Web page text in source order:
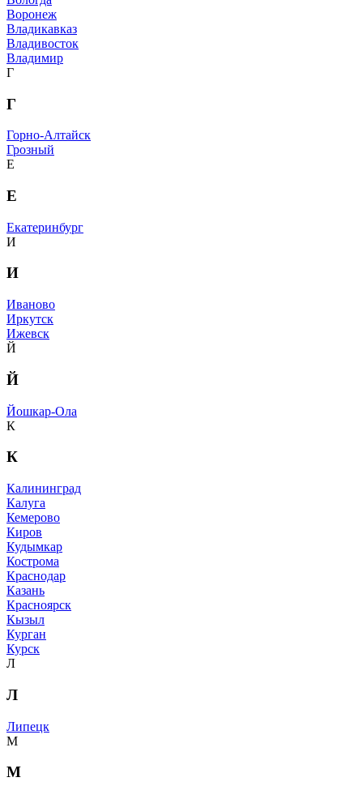
Воронеж
Владикавказ
Владивосток
Владимир
Г
Г
Горно-Алтайск
Грозный
Е
Е
Екатеринбург
И
И
Иваново
Иркутск
Ижевск
Й
Й
Йошкар-Ола
К
К
Калининград
Калуга
Кемерово
Киров
Кудымкар
Кострома
Краснодар
Казань
Красноярск
Кызыл
Курган
Курск
Л
Л
Липецк
М
М